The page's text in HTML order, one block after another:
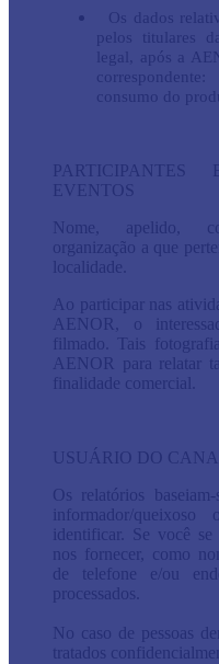
Os dados
pelos titulares
legal, após a
consumo do
EVENTOS
Nome, apelido,
organização a que
localidade.
Ao participar nas
AENOR, o
filmado. Tais
AENOR para relatar
finalidade comercial.
USUÁRIO DO
Os relatórios
informador/
identificar. Se você
nos fornecer, como
de telefone e/ou
processados.
No caso de pessoas
tratados